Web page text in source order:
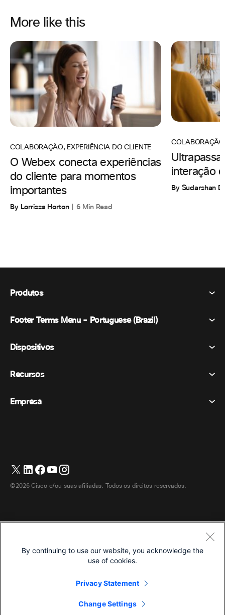
More like this
COLABORAÇÃO, EXPERIÊNCIA DO CLIENTE
O Webex conecta experiências
do cliente para momentos
importantes
By Lorrissa Horton 6 Min Read
COLABORAÇÃO
interação
By Sudarshan
Produtos
Webex Suite
Mensagens
Eventos
Quadro branco
Footer Terms Menu - Portuguese (Brazil)
Termos e Condições
Marcas registradas
English (Inglês)
日本語 (Japonês)
Dispositivos
Dispositivos de sala
Fones de ouvido
Recursos
Preços
Empresa
Entre em contato com o suporte
Contato de vendas
©2026 Cisco e/ou suas afiliadas. Todos os direitos reservados.
Declaração de Privacidade
By continuing to use our website, you acknowledge the
use of cookies.
Privacy Statement
Change Settings